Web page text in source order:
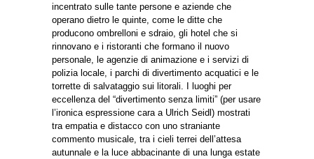
incentrato sulle tante persone e aziende che
operano dietro le quinte, come le ditte che
producono ombrelloni e sdraio, gli hotel che si
rinnovano e i ristoranti che formano il nuovo
personale, le agenzie di animazione e i servizi di
polizia locale, i parchi di divertimento acquatici e le
torrette di salvataggio sui litorali. I luoghi per
eccellenza del “divertimento senza limiti” (per usare
l’ironica espressione cara a Ulrich Seidl) mostrati
tra empatia e distacco con uno straniante
commento musicale, tra i cieli terrei dell’attesa
autunnale e la luce abbacinante di una lunga estate